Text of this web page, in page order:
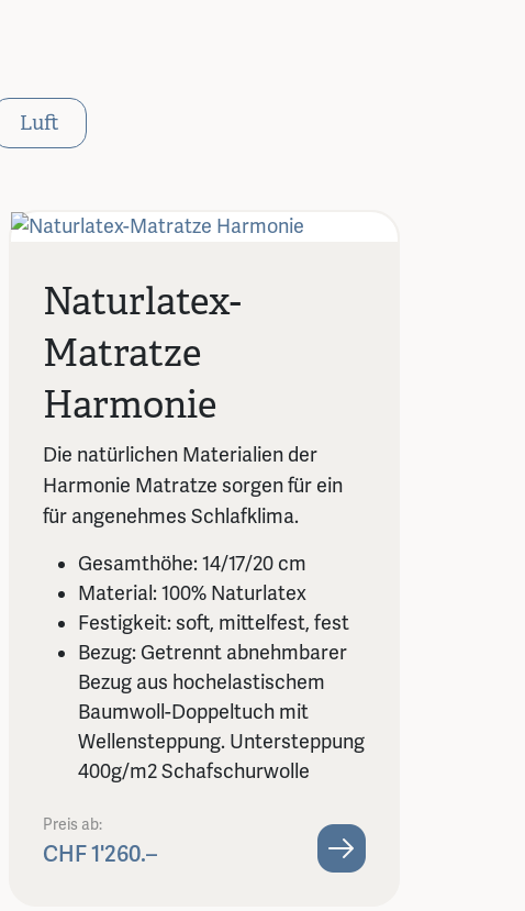
Luft
Naturlatex-
Matratze
Harmonie
Die natürlichen Materialien der
Harmonie Matratze sorgen für ein
für angenehmes Schlafklima.
Gesamthöhe: 14/17/20 cm
Material: 100% Naturlatex
Festigkeit: soft, mittelfest, fest
Bezug: Getrennt abnehmbarer
Bezug aus hochelastischem
Baumwoll-Doppeltuch mit
Wellensteppung. Untersteppung
400g/m2 Schafschurwolle
Preis ab:
CHF 1'260.–